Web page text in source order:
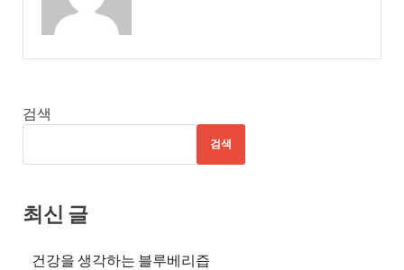
검색
검색
최신 글
건강을 생각하는 블루베리즙